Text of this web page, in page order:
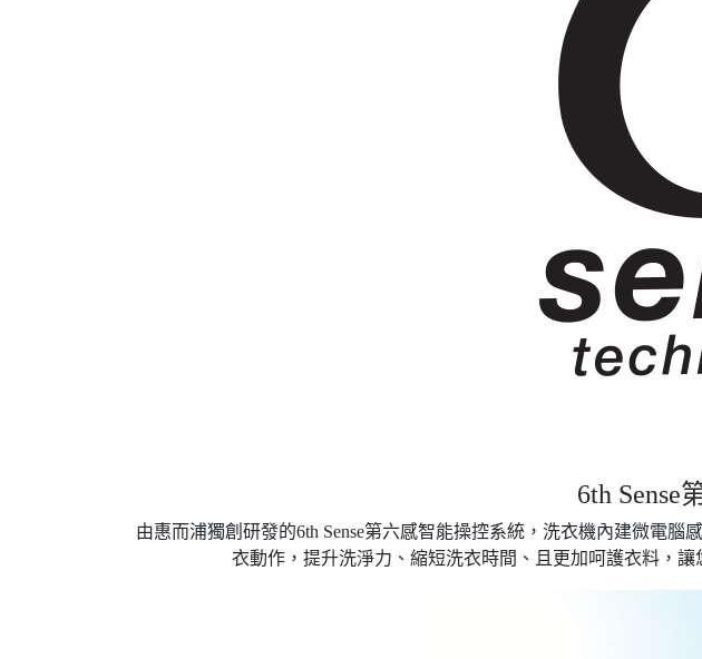
6th Sense
由惠而浦獨創研發的6th Sense第六感智能操控系統，洗衣機內建微電
衣動作，提升洗淨力、縮短洗衣時間、且更加呵護衣料，